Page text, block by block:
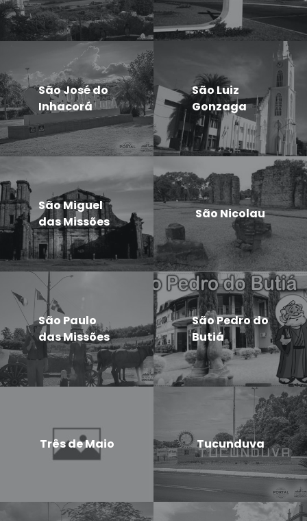
São José do
Inhacorá
São Luiz
Gonzaga
São Miguel
das Missões
São Nicolau
São Paulo
das Missões
São Pedro do
Butiá
Três de Maio Tucunduva